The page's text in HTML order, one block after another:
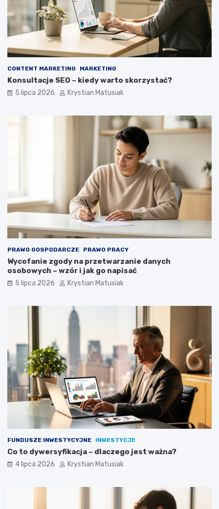
CONTENT MARKETING MARKETING
Konsultacje SEO – kiedy warto skorzystać?
5 lipca 2026 Krystian Matusiak
PRAWO GOSPODARCZE PRAWO PRACY
Wycofanie zgody na przetwarzanie danych
osobowych – wzór i jak go napisać
5 lipca 2026 Krystian Matusiak
FUNDUSZE INWESTYCYJNE INWESTYCJE
Co to dywersyfikacja – dlaczego jest ważna?
4 lipca 2026 Krystian Matusiak